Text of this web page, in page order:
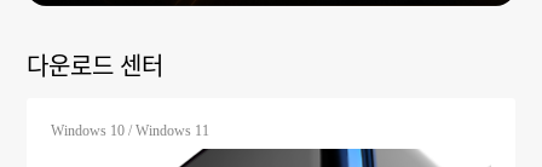
다운로드 센터
Windows 10 / Windows 11